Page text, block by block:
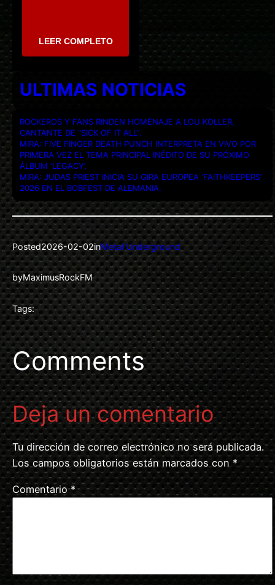
LEER COMPLETO
ULTIMAS NOTICIAS
ROCKEROS Y FANS RINDEN HOMENAJE A LOU KOLLER,
CANTANTE DE “SICK OF IT ALL”.
MIRA: FIVE FINGER DEATH PUNCH INTERPRETA EN VIVO POR
PRIMERA VEZ EL TEMA PRINCIPAL INÉDITO DE SU PRÓXIMO
ÁLBUM ‘LEGACY’.
MIRA: JUDAS PRIEST INICIA SU GIRA EUROPEA ‘FAITHKEEPERS’
2026 EN EL BOBFEST DE ALEMANIA.
Posted2026-02-02inMetal Underground
byMaximusRockFM
Tags:
Comments
Deja un comentario
Tu dirección de correo electrónico no será publicada.
Los campos obligatorios están marcados con *
Comentario*